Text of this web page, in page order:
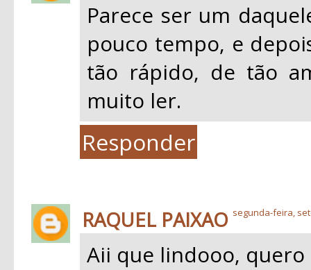
Parece ser um
pouco tempo, e
tão rápido, de tão
muito ler.
Responder
RAQUEL PAIXAO segunda-feira,
Aii que lindooo, quero